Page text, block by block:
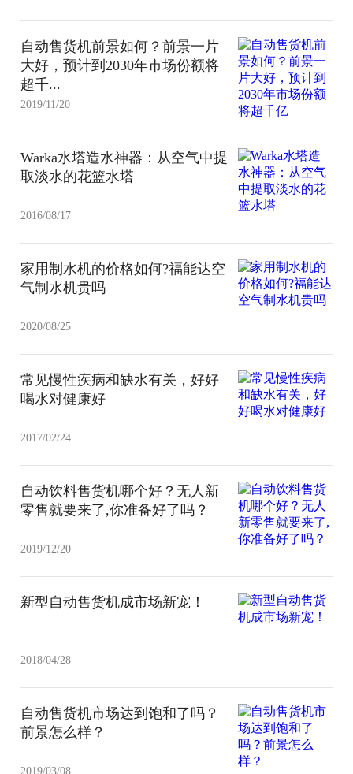
自动售货机前景如何？前景一片
大好，预计到2030年市场份额将
超千...
2019/11/20
Warka水塔造水神器：从空气中提
取淡水的花篮水塔
2016/08/17
家用制水机的价格如何?福能达空
气制水机贵吗
2020/08/25
常见慢性疾病和缺水有关，好好
喝水对健康好
2017/02/24
自动饮料售货机哪个好？无人新
零售就要来了,你准备好了吗？
2019/12/20
新型自动售货机成市场新宠！
2018/04/28
自动售货机市场达到饱和了吗？
前景怎么样？
2019/03/08